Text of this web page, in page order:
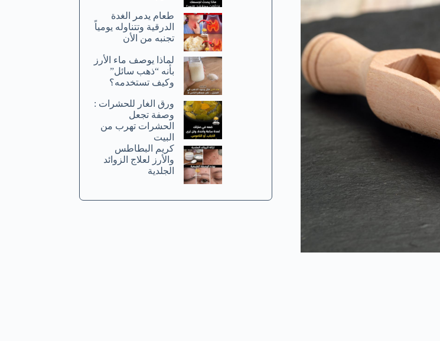
طعام يدمر الغدة
الدرقية وتتناوله يومياً
تجنبه من الأن
لماذا يوصف ماء الأرز
بأنه “ذهب سائل”
وكيف تستخدمه؟
ورق الغار للحشرات :
وصفة تجعل
الحشرات تهرب من
البيت
كريم البطاطس
والأرز لعلاج الزوائد
الجلدية